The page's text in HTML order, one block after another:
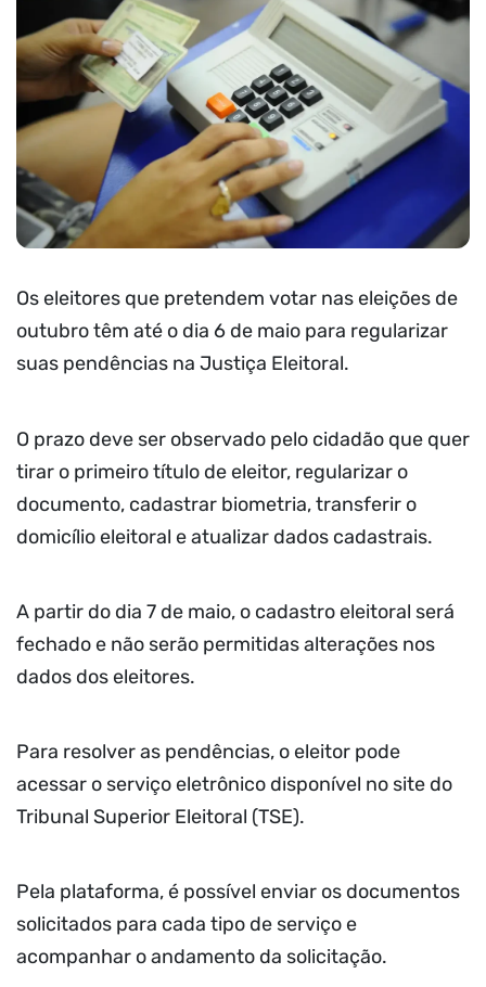
Os eleitores que pretendem votar nas eleições de
outubro têm até o dia 6 de maio para regularizar
suas pendências na Justiça Eleitoral.
O prazo deve ser observado pelo cidadão que quer
tirar o primeiro título de eleitor, regularizar o
documento, cadastrar biometria, transferir o
domicílio eleitoral e atualizar dados cadastrais.
A partir do dia 7 de maio, o cadastro eleitoral será
fechado e não serão permitidas alterações nos
dados dos eleitores.
Para resolver as pendências, o eleitor pode
acessar o serviço eletrônico disponível no site do
Tribunal Superior Eleitoral (TSE).
Pela plataforma, é possível enviar os documentos
solicitados para cada tipo de serviço e
acompanhar o andamento da solicitação.